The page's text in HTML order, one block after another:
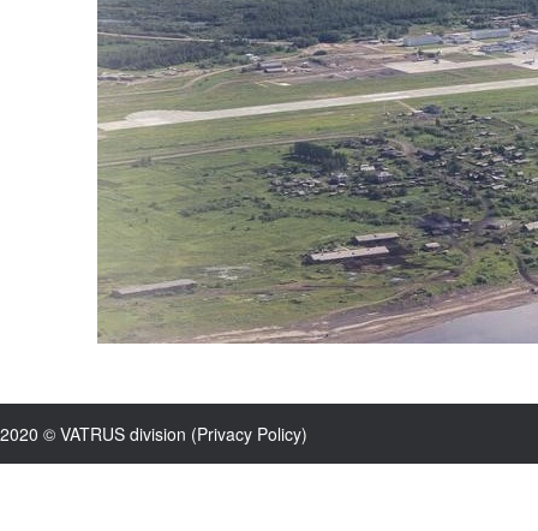
2020 © VATRUS division (Privacy Policy)